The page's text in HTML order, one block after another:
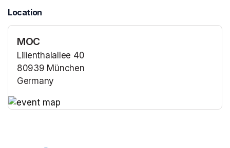
Location
MOC
Lilienthalallee 40
80939 München
Germany